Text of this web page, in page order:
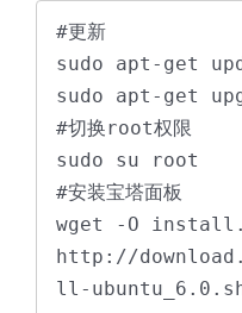
#更新
sudo apt-get
sudo apt-get
#切换root权限
sudo su root
#安装宝塔面板
wget -O
http://
ll-